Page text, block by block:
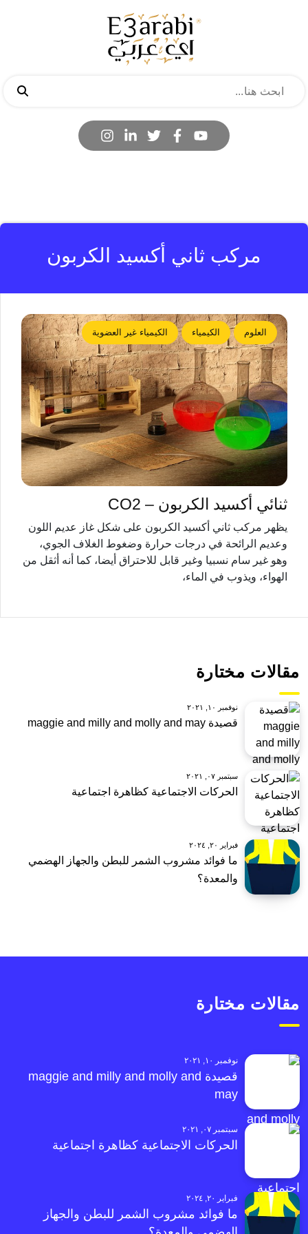
مركب ثاني أكسيد الكربون
العلوم الكيمياء الكيمياء غير العضوية
ثنائي أكسيد الكربون – CO2
يظهر مركب ثاني أكسيد الكربون على شكل غاز عديم اللون
وعديم الرائحة في درجات حرارة وضغوط الغلاف الجوي،
وهو غير سام نسبيا وغير قابل للاحتراق أيضا، كما أنه أثقل من
الهواء، ويذوب في الماء،
مقالات مختارة
نوفمبر ١٠, ٢٠٢١
قصيدة maggie and milly and molly and may
سبتمبر ٠٧, ٢٠٢١
الحركات الاجتماعية كظاهرة اجتماعية
فبراير ٢٠, ٢٠٢٤
ما فوائد مشروب الشمر للبطن والجهاز الهضمي
والمعدة؟
مقالات مختارة
نوفمبر ١٠, ٢٠٢١
قصيدة maggie and milly and molly and
may
سبتمبر ٠٧, ٢٠٢١
الحركات الاجتماعية كظاهرة اجتماعية
فبراير ٢٠, ٢٠٢٤
ما فوائد مشروب الشمر للبطن والجهاز